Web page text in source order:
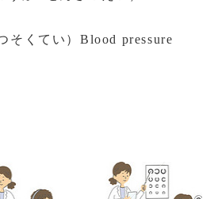
そくてい） Blood pressure